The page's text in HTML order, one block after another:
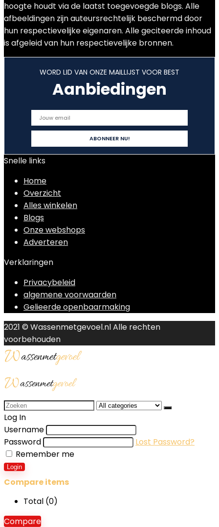
hoogte houdt via de laatst toegevoegde blogs. Alle
afbeeldingen zijn auteursrechtelijk beschermd door
hun respectievelijke eigenaren. Alle geciteerde inhoud
is afgeleid van hun respectievelijke bronnen.
WORD LID VAN ONZE MAILLIJST VOOR BEST
Aanbiedingen
Snelle links
Home
Overzicht
Alles winkelen
Blogs
Onze webshops
Adverteren
Verklaringen
Privacybeleid
algemene voorwaarden
Gelieerde openbaarmaking
2021 © Wassenmetgevoel.nl Alle rechten
voorbehouden
Search
for:
Log In
Username
Password
Lost Password?
Remember me
Login
Compare items
Total (0)
Compare